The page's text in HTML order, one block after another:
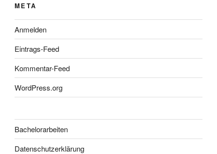
META
Anmelden
Eintrags-Feed
Kommentar-Feed
WordPress.org
Bachelorarbeiten
Datenschutzerklärung